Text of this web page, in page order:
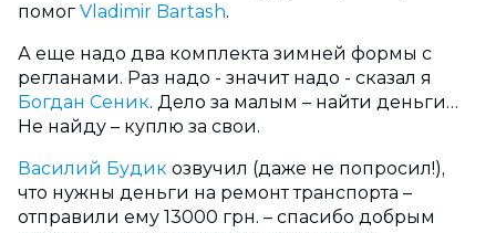
помог Vladimir Bartash.
А еще надо два комплекта зимней формы с
регланами. Раз надо - значит надо - сказал я
Богдан Сеник. Дело за малым – найти деньги…
Не найду – куплю за свои.
Василий Будик озвучил (даже не попросил!),
что нужны деньги на ремонт транспорта –
отправили ему 13000 грн. – спасибо добрым